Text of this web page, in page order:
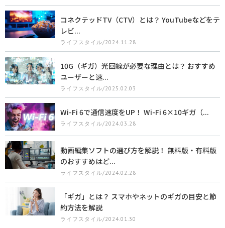
コネクテッドTV（CTV）とは？ YouTubeなどをテ
レビ...
ライフスタイル/2024.11.28
10G（ギガ）光回線が必要な理由とは？ おすすめ
ユーザーと速...
ライフスタイル/2025.02.03
Wi-Fi 6で通信速度をUP！ Wi-Fi 6×10ギガ（...
ライフスタイル/2024.03.28
動画編集ソフトの選び方を解説！ 無料版・有料版
のおすすめはど...
ライフスタイル/2024.02.28
「ギガ」とは？ スマホやネットのギガの目安と節
約方法を解説
ライフスタイル/2024.01.30